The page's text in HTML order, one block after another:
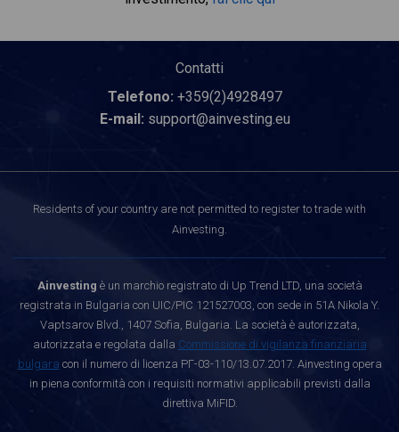
Contatti
Telefono: +359(2)4928497
E-mail: support@ainvesting.eu
Residents of your country are not permitted to register to trade with
Ainvesting.
Ainvesting è un marchio registrato di Up Trend LTD, una società
registrata in Bulgaria con UIC/PIC 121527003, con sede in 51A Nikola Y.
Vaptsarov Blvd., 1407 Sofia, Bulgaria. La società è autorizzata,
autorizzata e regolata dalla Commissione di vigilanza finanziaria
bulgara con il numero di licenza РГ-03-110/13.07.2017. Ainvesting opera
in piena conformità con i requisiti normativi applicabili previsti dalla
direttiva MiFID.